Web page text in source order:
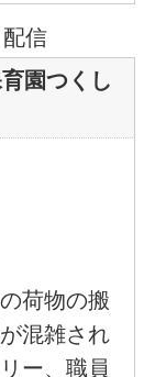
信
園つくし
荷物の搬
混雑され
ー、職員